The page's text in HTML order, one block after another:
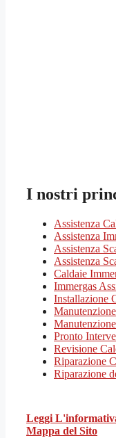
I nostri
Assistenza
Assistenza
Assistenza
Assistenza
Caldaie
Immergas
Installazione
Pronto
Revisione
Riparazione
Riparazione
Leggi
Mappa del Sito